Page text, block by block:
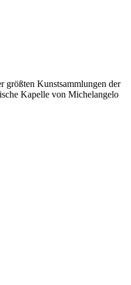
größten Kunstsammlungen der
Kapelle von Michelangelo